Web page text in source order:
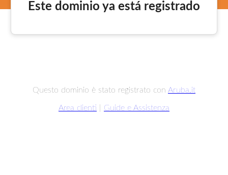
Este dominio ya está registrado
Questo dominio è stato registrato con Aruba.it
Area clienti Guide e Assistenza